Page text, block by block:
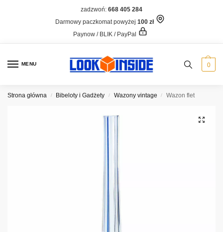
zadzwoń: 668 405 284
Darmowy paczkomat powyżej 100 zł
Paynow / BLIK / PayPal
MENU 0
Strona główna / Bibeloty i Gadżety / Wazony vintage / Wazon flet